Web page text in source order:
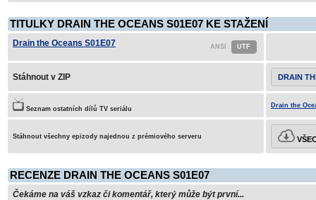
TITULKY DRAIN THE OCEANS S01E07 KE STAŽENÍ
Drain the Oceans S01E07
Stáhnout v ZIP DRAIN
Seznam ostatních dílů TV seriálu Drain the
Stáhnout všechny epizody najednou z prémiového serveru
RECENZE DRAIN THE OCEANS S01E07
Čekáme na váš vzkaz či komentář, který může být první...